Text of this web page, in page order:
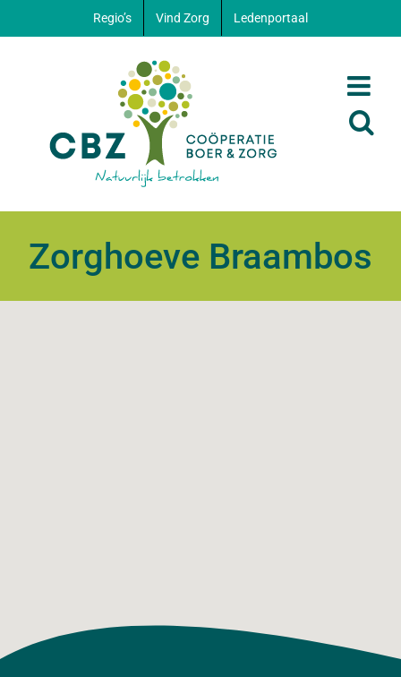
naar
Regio’s Vind Zorg Ledenportaal
Zorghoeve Braambos